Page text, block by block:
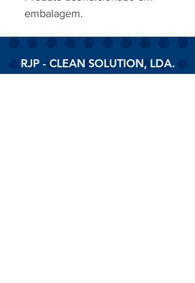
embalagem.
RJP - CLEAN SOLUTION, LDA.